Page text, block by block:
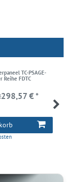
TC-PSAGE-
Reihe FDTC
298,57 € *